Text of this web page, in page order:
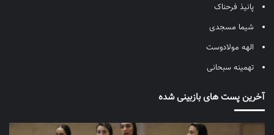
پانیذ فرحناک
شیما مسجدی
الهه مولادوست
تهمینه سبحانی
آخرین پست های بازبینی شده